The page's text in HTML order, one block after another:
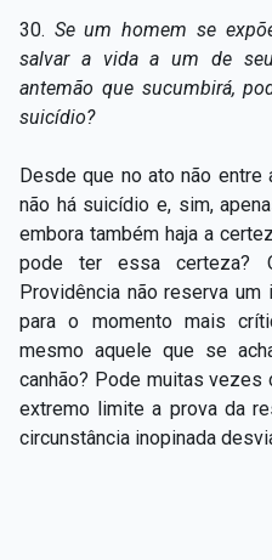
Capítulo XVIII — Muitos os
escolhidos
Capítulo XIX — A fé
Capítulo XX — Os
Capítulo XXI — Haverá
profetas
Capítulo XXII — Não
Capítulo XXIII — Estranha
Capítulo XXIV — Não
alqueire
30. Se um homem se
salvar a vida a um de
antemão que sucumbirá,
suicídio?
Desde que no ato não entre
não há suicídio e, sim,
embora também haja a
pode ter essa certeza?
Providência não reserva
para o momento mais
mesmo aquele que se
canhão? Pode muitas vezes
extremo limite a prova da
circunstância inopinada